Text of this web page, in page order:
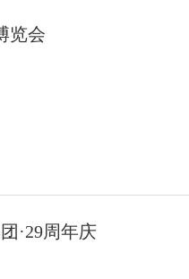
览会
·29周年庆